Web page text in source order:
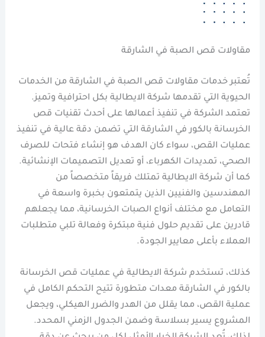
مقاولات قص الصبة في الشارقة
تُعتبر خدمات مقاولات قص الصبة في الشارقة من الخدمات
الحيوية التي تقدمها شركة الايطالية بكل احترافية وتميز.
تعتمد الشركة في تنفيذ أعمالها على أحدث تقنيات قص
الخرسانة بالكور في الشارقة التي تضمن دقة عالية في تنفيذ
عمليات القص، سواء كان الهدف هو إنشاء فتحات للصرف
الصحي، تمديدات الكهرباء، أو تعديل التصميمات الإنشائية.
كما أن شركة الايطالية تمتلك فريقاً متخصصاً من
المهندسين والفنيين الذين يتمتعون بخبرة واسعة في
التعامل مع مختلف أنواع الصبات الخرسانية، مما يجعلهم
قادرين على تقديم حلول فنية مبتكرة وفعالة تلبي متطلبات
العملاء بأعلى معايير الجودة.
كذلك، تستخدم شركة الايطالية في عمليات قص الخرسانة
بالكور في الشارقة معدات متطورة تتيح التحكم الكامل في
عملية القص، مما يقلل من الهدر والضرر الهيكلي، ويجعل
المشروع يسير بسلاسة وضمن الجدول الزمني المحدد.